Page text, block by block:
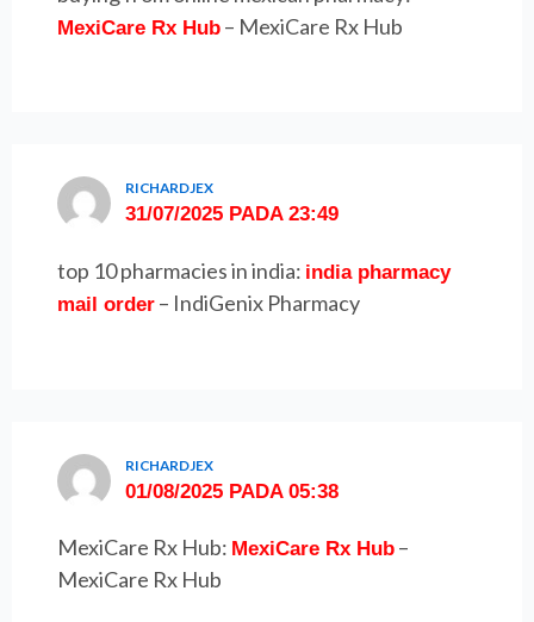
MexiCare Rx Hub – MexiCare Rx Hub
RICHARDJEX
31/07/2025 PADA 23:49
top 10 pharmacies in india: india pharmacy
mail order – IndiGenix Pharmacy
RICHARDJEX
01/08/2025 PADA 05:38
MexiCare Rx Hub: MexiCare Rx Hub –
MexiCare Rx Hub